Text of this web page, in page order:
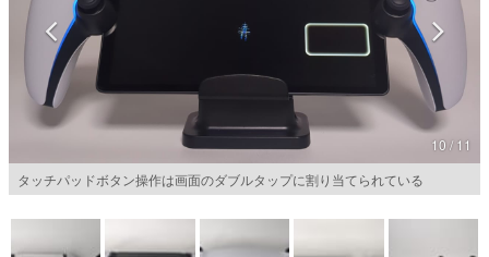
「経験値」「裏技」「ラスボス」… ゲームにまつわる言葉
の起源や用法の変遷を、コンピューター文化史研究家・タ
イニーP氏が徹底調査。
カテゴリ
マンガ
10 / 11
タッチパッドボタン操作は画面のダブルタップに割り当てられている